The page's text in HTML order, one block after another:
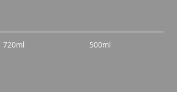
720ml
500ml